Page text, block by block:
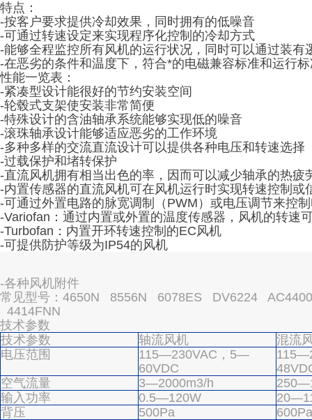
特点：
-按客户要求提供冷却效果，同时拥有的低噪音
-可通过转速设定来实现程序化控制的冷却方式
-能够全程监控所有风机的运行状况，同时可以通过装有
-在恶劣的条件和温度下，符合*的电磁兼容标准和运行
性能一览表：
-紧凑型设计能很好的节约安装空间
-轮毂式支架使安装非常简便
-特殊设计的含油轴承系统能够实现低的噪音
-滚珠轴承设计能够适应恶劣的工作环境
-多种多样的交流直流设计可以提供各种电压和转速选择
-过载保护和堵转保护
-直流风机拥有相当出色的率，因而可以减少轴承的热疲
-内置传感器的直流风机可在风机运行时实现转速控制或
-可通过外置电路的脉宽调制（PWM）或电压调节来控
-Variofan：通过内置或外置的温度传感器，风机的转速
-Turbofan：内置开环转速控制的EC风机
-可提供防护等级为IP54的风机
-各种风机附件
常见型号：4650N 8556N 6078ES DV6224
4414FNN
技术参数
技术参数
轴流风机
混流
电压范围
115—230VAC，5—
60VDC
空气流量
3—2000m3/h
输入功率
0.5—120W
背压
500Pa 600Pa